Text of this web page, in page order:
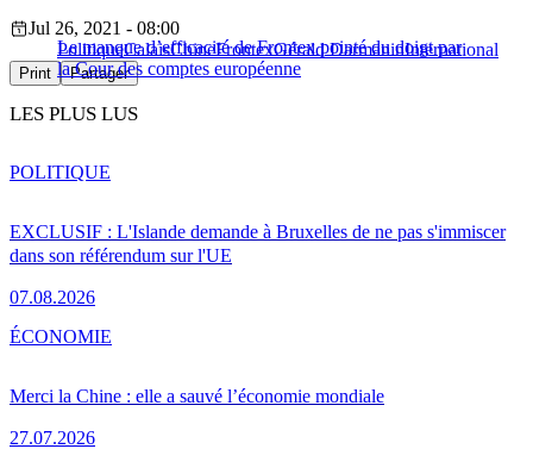
Le manque d’efficacité de Frontex pointé du doigt par
la Cour des comptes européenne
Jul 26, 2021 - 08:00
PolitiqueCalaisChineFrontexGérald DarmaninInternational
Print Partager
LES PLUS LUS
EXCLUSIF : L'Islande demande à Bruxelles de ne pas s'immiscer
dans son référendum sur l'UE
07.08.2026
POLITIQUE
Merci la Chine : elle a sauvé l’économie mondiale
27.07.2026
ÉCONOMIE